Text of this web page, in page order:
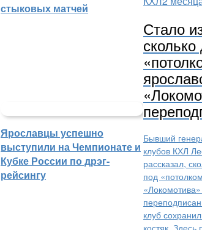
стыковых матчей
Ярославцы успешно
выступили на Чемпионате и
Кубке России по дрэг-
рейсингу
Стало
Бывший
клубов КХЛ
рассказал,
под
клуб
костяк.